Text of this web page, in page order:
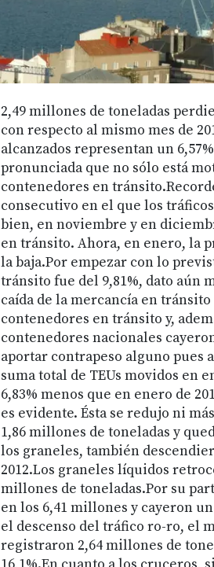
2,49 millones de toneladas
con respecto al mismo mes de
alcanzados representan un
pronunciada que no sólo está
contenedores en
consecutivo en el que los
bien, en noviembre y en
en tránsito. Ahora, en enero, la
la baja.Por empezar con lo
tránsito fue del 9,81%, dato aún
caída de la mercancía en
contenedores en tránsito y,
contenedores nacionales
aportar contrapeso alguno pues
suma total de TEUs movidos en
6,83% menos que en enero de
es evidente. Ésta se redujo ni
1,86 millones de toneladas y
los graneles, también
2012.Los graneles líquidos
millones de toneladas.Por su
en los 6,41 millones y cayeron
el descenso del tráfico ro-ro, el
registraron 2,64 millones de